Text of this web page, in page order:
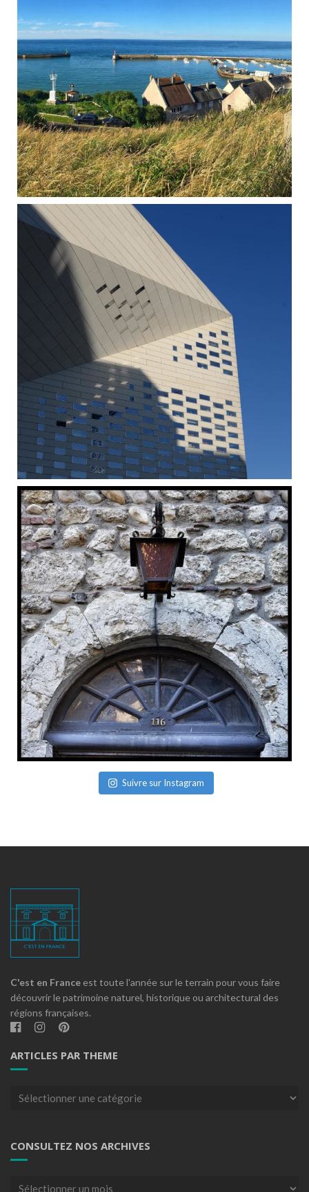
Suivre sur Instagram
C'est en France est toute l'année sur le terrain pour vous faire
découvrir le patrimoine naturel, historique ou architectural des
régions françaises.
ARTICLES PAR THEME
Articles
CONSULTEZ NOS ARCHIVES
Consultez